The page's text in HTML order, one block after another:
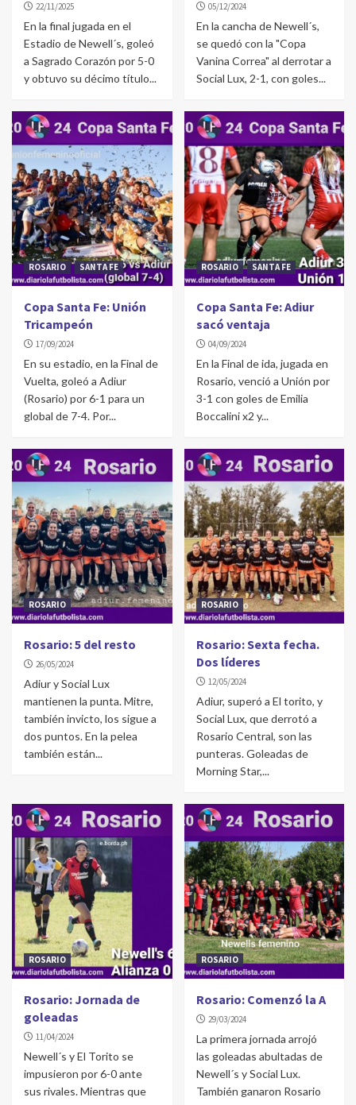
22/11/2025
En la final jugada en el
Estadio de Newell´s, goleó
a Sagrado Corazón por 5-0
y obtuvo su décimo título...
05/12/2024
En la cancha de Newell´s,
se quedó con la "Copa
Vanina Correa" al derrotar a
Social Lux, 2-1, con goles...
ROSARIO SANTA FE
Copa Santa Fe: Unión
Tricampeón
17/09/2024
En su estadio, en la Final de
Vuelta, goleó a Adiur
(Rosario) por 6-1 para un
global de 7-4. Por...
ROSARIO SANTA FE
Copa Santa Fe: Adiur
sacó ventaja
04/09/2024
En la Final de ida, jugada en
Rosario, venció a Unión por
3-1 con goles de Emilia
Boccalini x2 y...
ROSARIO
Rosario: 5 del resto
26/05/2024
Adiur y Social Lux
mantienen la punta. Mitre,
también invicto, los sigue a
dos puntos. En la pelea
también están...
ROSARIO
Rosario: Sexta fecha.
Dos líderes
12/05/2024
Adiur, superó a El torito, y
Social Lux, que derrotó a
Rosario Central, son las
punteras. Goleadas de
Morning Star,...
ROSARIO
Rosario: Jornada de
goleadas
11/04/2024
Newell´s y El Torito se
impusieron por 6-0 ante
sus rivales. Mientras que
ROSARIO
Rosario: Comenzó la A
29/03/2024
La primera jornada arrojó
las goleadas abultadas de
Newell´s y Social Lux.
También ganaron Rosario